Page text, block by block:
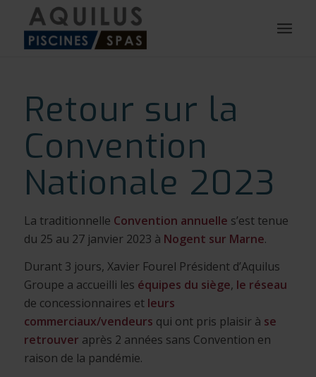
Retour sur la
Convention
Nationale 2023
La traditionnelle Convention annuelle s’est tenue
du 25 au 27 janvier 2023 à Nogent sur Marne.
Durant 3 jours, Xavier Fourel Président d’Aquilus
Groupe a accueilli les équipes du siège, le réseau
de concessionnaires et leurs
commerciaux/vendeurs qui ont pris plaisir à se
retrouver après 2 années sans Convention en
raison de la pandémie.